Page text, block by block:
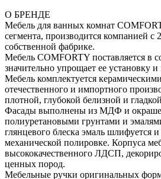
О БРЕНДЕ
Мебель для ванных комнат
сегмента, производится компанией с
собственной фабрике.
Мебель COMFORTY поставляется в
значительно упрощает ее установку
Мебель комплектуется
отечественного и импортного
плотной, глубокой белизной и
Фасады выполнены из МДФ и
полиуретановыми грунтами и
глянцевого блеска эмаль шлифуется и
механической полировке. Корпуса
высококачественного ЛДСП,
ценных пород.
Мебельные ручки оригинальных